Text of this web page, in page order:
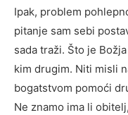
Ipak, problem
pitanje sam sebi
sada traži. Što je
kim drugim. Niti misli
bogatstvom pomoći
Ne znamo ima li